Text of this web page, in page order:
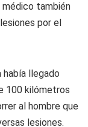
médico también
por el
había llegado
100 kilómetros
al hombre que
lesiones.